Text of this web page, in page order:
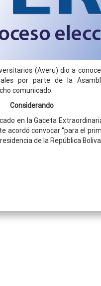
(Averu) dio a
por parte de la
comunicado:
Considerando
en la Gaceta
acordó convocar “para el
de la República